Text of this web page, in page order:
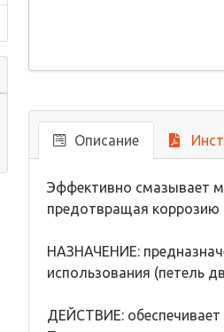
Описание
Эффективно смазывает
предотвращая коррозию
НАЗНАЧЕНИЕ:
использования (петель
ДЕЙСТВИЕ: обеспечивает